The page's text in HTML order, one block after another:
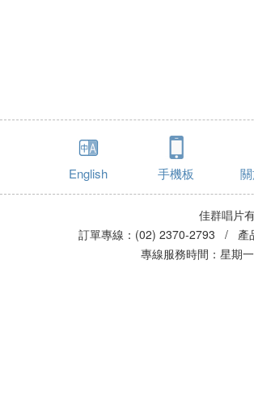
English 手機板
佳群唱片
訂單專線：(02) 2370-2793 /
專線服務時間：星期